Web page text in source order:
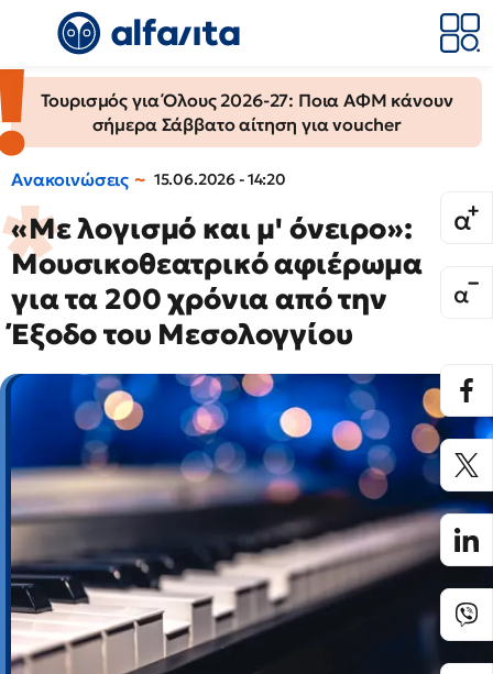
Τουρισμός για Όλους 2026-27: Ποια ΑΦΜ κάνουν
σήμερα Σάββατο αίτηση για voucher
Ανακοινώσεις 15.06.2026 - 14:20
«Με λογισμό και μ' όνειρο»:
Μουσικοθεατρικό αφιέρωμα
για τα 200 χρόνια από την
Έξοδο του Μεσολογγίου